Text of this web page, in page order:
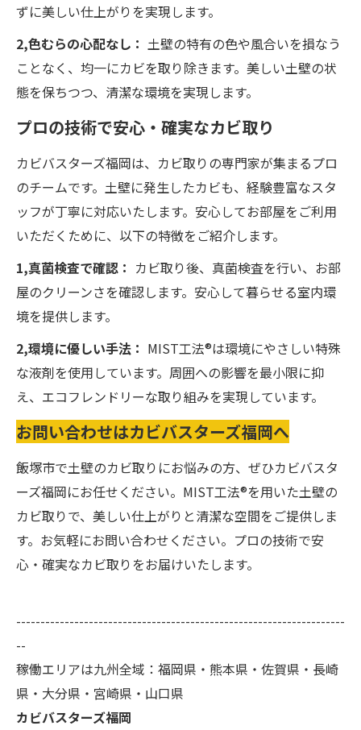
ずに美しい仕上がりを実現します。
2,色むらの心配なし： 土壁の特有の色や風合いを損なう
ことなく、均一にカビを取り除きます。美しい土壁の状
態を保ちつつ、清潔な環境を実現します。
プロの技術で安心・確実なカビ取り
カビバスターズ福岡は、カビ取りの専門家が集まるプロ
のチームです。土壁に発生したカビも、経験豊富なスタ
ッフが丁寧に対応いたします。安心してお部屋をご利用
いただくために、以下の特徴をご紹介します。
1,真菌検査で確認： カビ取り後、真菌検査を行い、お部
屋のクリーンさを確認します。安心して暮らせる室内環
境を提供します。
2,環境に優しい手法： MIST工法®は環境にやさしい特殊
な液剤を使用しています。周囲への影響を最小限に抑
え、エコフレンドリーな取り組みを実現しています。
お問い合わせはカビバスターズ福岡へ
飯塚市で土壁のカビ取りにお悩みの方、ぜひカビバスタ
ーズ福岡にお任せください。MIST工法®を用いた土壁の
カビ取りで、美しい仕上がりと清潔な空間をご提供しま
す。お気軽にお問い合わせください。プロの技術で安
心・確実なカビ取りをお届けいたします。
--------------------------------------------------------------------
--
稼働エリアは九州全域：福岡県・熊本県・佐賀県・長崎
県・大分県・宮崎県・山口県
カビバスターズ福岡